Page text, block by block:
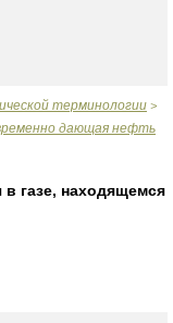
терминологии >
дающая нефть
в газе, находящемся